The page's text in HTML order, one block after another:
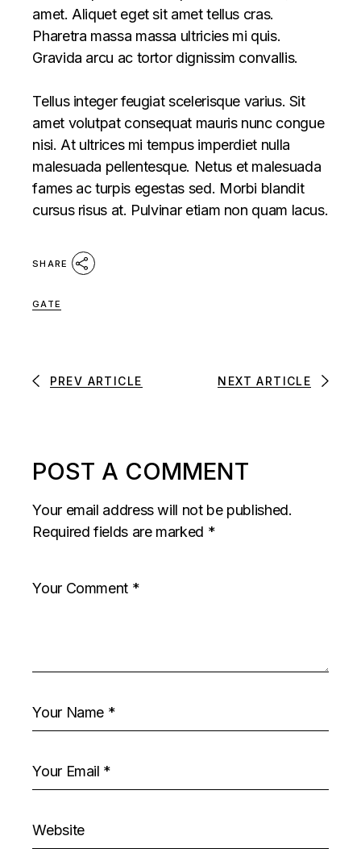
amet. Aliquet eget sit amet tellus cras.
Pharetra massa massa ultricies mi quis.
Gravida arcu ac tortor dignissim convallis.
Tellus integer feugiat scelerisque varius. Sit
amet volutpat consequat mauris nunc congue
nisi. At ultrices mi tempus imperdiet nulla
malesuada pellentesque. Netus et malesuada
fames ac turpis egestas sed. Morbi blandit
cursus risus at. Pulvinar etiam non quam lacus.
SHARE
GATE
PREV ARTICLE NEXT ARTICLE
POST A COMMENT
Your email address will not be published.
Required fields are marked *